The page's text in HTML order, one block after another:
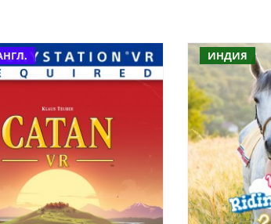
ИНДИЯ